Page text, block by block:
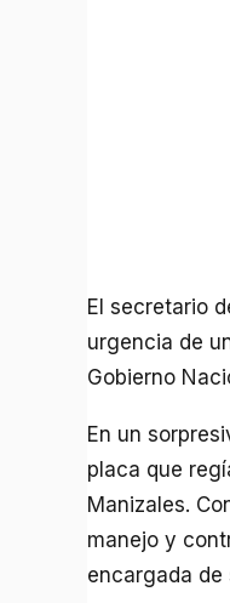
El secretario
urgencia de
Gobierno
En un
placa que
Manizales.
manejo y
encargada de